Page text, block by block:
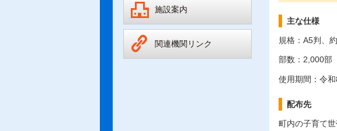
施設案内
関連機関リンク
主な仕様
規格：A5判、
部数：2,000部
使用期間：令
配布先
町内の子育て